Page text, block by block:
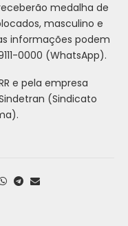
medalha de
masculino e
informações podem
0000 (WhatsApp).
e pela empresa
(Sindicato